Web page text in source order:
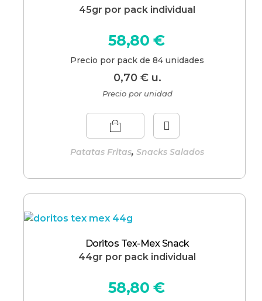
45gr por pack individual
0,70 €u.
58,80 €
Precio por pack de 84 unidades
Patatas Fritas,Snacks Salados
Precio por unidad
Doritos Tex-Mex Snack
44gr por pack individual
58,80 €